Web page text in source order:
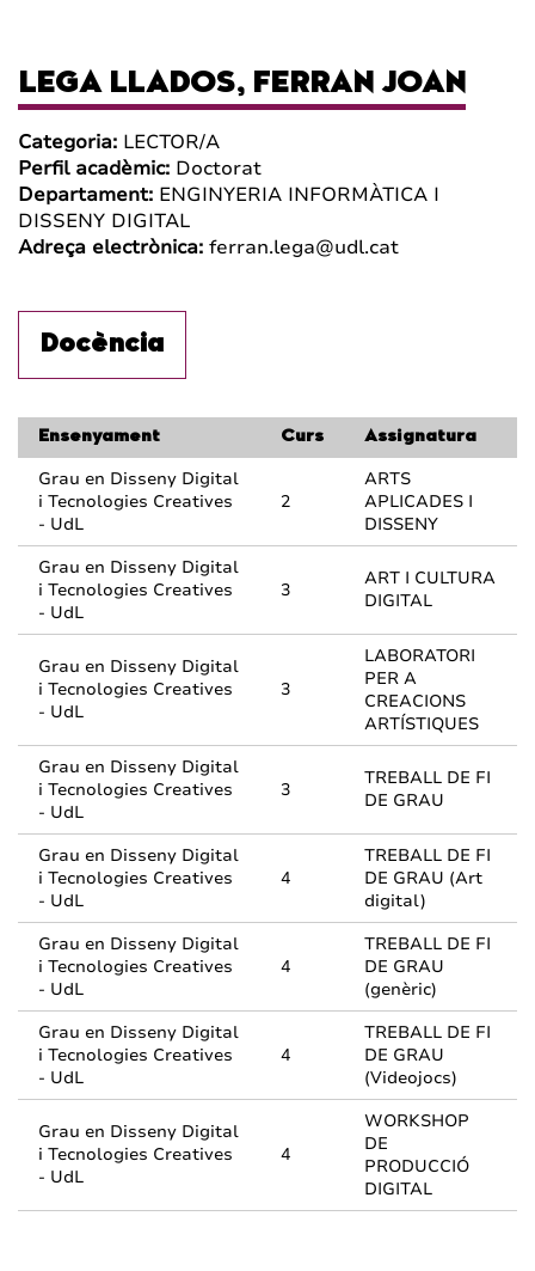
LEGA LLADOS, FERRAN JOAN
Categoria: LECTOR/A
Perfil acadèmic: Doctorat
Departament: ENGINYERIA INFORMÀTICA I
DISSENY DIGITAL
Adreça electrònica: ferran.lega@udl.cat
Docència
Ensenyament Curs Assignatura
Grau en Disseny Digital
i Tecnologies Creatives
- UdL
2
ARTS
APLICADES I
DISSENY
Grau en Disseny Digital
i Tecnologies Creatives
- UdL
3
ART I CULTURA
DIGITAL
Grau en Disseny Digital
i Tecnologies Creatives
- UdL
3
LABORATORI
PER A
CREACIONS
ARTÍSTIQUES
Grau en Disseny Digital
i Tecnologies Creatives
- UdL
3
TREBALL DE FI
DE GRAU
Grau en Disseny Digital
i Tecnologies Creatives
- UdL
4
TREBALL DE FI
DE GRAU (Art
digital)
Grau en Disseny Digital
i Tecnologies Creatives
- UdL
4
TREBALL DE FI
DE GRAU
(genèric)
Grau en Disseny Digital
i Tecnologies Creatives
- UdL
4
TREBALL DE FI
DE GRAU
(Videojocs)
Grau en Disseny Digital
i Tecnologies Creatives
- UdL
4
WORKSHOP
DE
PRODUCCIÓ
DIGITAL